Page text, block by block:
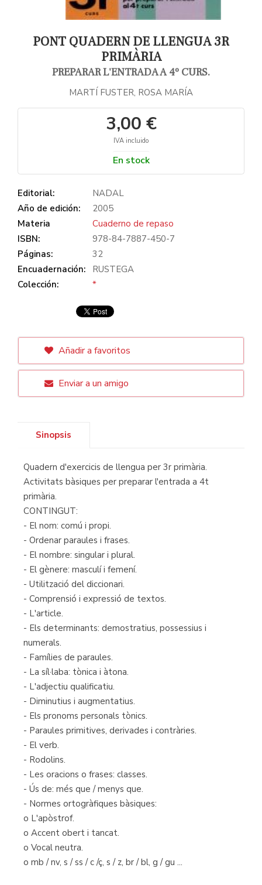
PONT QUADERN DE LLENGUA 3R
PRIMÀRIA
PREPARAR L'ENTRADA A 4º CURS.
MARTÍ FUSTER, ROSA MARÍA
3,00 €
IVA incluido
En stock
Editorial:
NADAL
Año de edición:
2005
Materia
Cuaderno de repaso
ISBN:
978-84-7887-450-7
Páginas:
32
Encuadernación:
RUSTEGA
Colección:
*
Añadir a favoritos
Enviar a un amigo
Sinopsis
Quadern d'exercicis de llengua per 3r primària.
Activitats bàsiques per preparar l'entrada a 4t
primària.
CONTINGUT:
- El nom: comú i propi.
- Ordenar paraules i frases.
- El nombre: singular i plural.
- El gènere: masculí i femení.
- Utilització del diccionari.
- Comprensió i expressió de textos.
- L'article.
- Els determinants: demostratius, possessius i
numerals.
- Famílies de paraules.
- La síl·laba: tònica i àtona.
- L'adjectiu qualificatiu.
- Diminutius i augmentatius.
- Els pronoms personals tònics.
- Paraules primitives, derivades i contràries.
- El verb.
- Rodolins.
- Les oracions o frases: classes.
- Ús de: més que / menys que.
- Normes ortogràfiques bàsiques:
o L'apòstrof.
o Accent obert i tancat.
o Vocal neutra.
o mb / nv, s / ss / c /ç, s / z, br / bl, g / gu ...